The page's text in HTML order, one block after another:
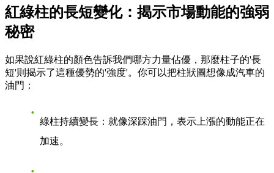
紅綠柱的長短變化：揭示市場動能的強弱
秘密
如果說紅綠柱的顏色告訴我們哪方力量佔優，那麼柱子的'長
短'則揭示了這種優勢的'強度'。你可以把柱狀圖想像成汽車的
油門：
綠柱持續變長 ：就像深踩油門，表示上漲的動能正在
加速。